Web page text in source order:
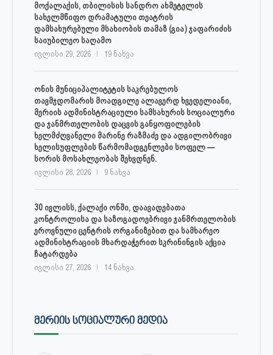
მოქალაქის, თბილისის სანდრო ახმეტელის
სახელმწიფო დრამატული თეატრის
დამსახურებული მსახიობის თამაზ (გია) ჯაფარიძის
საიუბილეო საღამო
ივლისი 29, 2026 19 ნახვა
ონის მუნიციპალიტეტის საკრებულოს
თავმჯდომარის მოადგილე ალავერდ ხვედელიანი,
მერიის ადმინისტრაციული სამსახურის სოციალური
და ჯანმრთელობის დაცვის განყოფილების
ხელმძღვანელი მარინე რაზმაძე და ადგილობრივი
ხელისუფლების წარმომადგენლები სოფელ —
სორის მოსახლეობას შეხვდნენ.
ივლისი 28, 2026 9 ნახვა
30 ივლისს, ქალაქი ონში, დაავადებათა
კონტროლისა და საზოგადოებრივი ჯანმრთელობის
ეროვნული ცენტრის ორგანიზებით და სამხარეო
ადმინისტრაციის მხარდაჭერით სკრინინგის აქცია
ჩატარდება
ივლისი 27, 2026 14 ნახვა
ᲛᲔᲠᲘᲘᲡ ᲡᲝᲪᲘᲐᲚᲣᲠᲘ ᲛᲔᲓᲘᲐ